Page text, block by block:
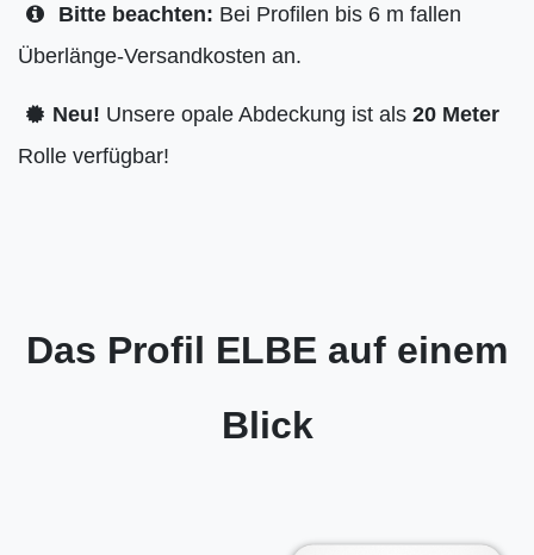
Bitte beachten: Bei Profilen bis 6 m fallen
Überlänge-Versandkosten an.
Neu! Unsere opale Abdeckung ist als 20 Meter
Rolle verfügbar!
Das Profil ELBE auf einem
Blick